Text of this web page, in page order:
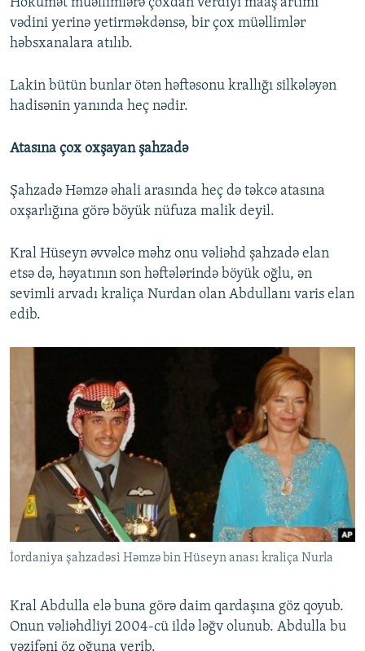
vədini yerinə yetirməkdənsə, bir çox müəllimlər
həbsxanalara atılıb.
Lakin bütün bunlar ötən həftəsonu krallığı silkələyən
hadisənin yanında heç nədir.
Atasına çox oxşayan şahzadə
Şahzadə Həmzə əhali arasında heç də təkcə atasına
oxşarlığına görə böyük nüfuza malik deyil.
Kral Hüseyn əvvəlcə məhz onu vəliəhd şahzadə elan
etsə də, həyatının son həftələrində böyük oğlu, ən
sevimli arvadı kraliça Nurdan olan Abdullanı varis elan
edib.
İordaniya şahzadəsi Həmzə bin Hüseyn anası kraliça Nurla
Kral Abdulla elə buna görə daim qardaşına göz qoyub.
Onun vəliəhdliyi 2004-cü ildə ləğv olunub. Abdulla bu
vəzifəni öz oğuna verib.